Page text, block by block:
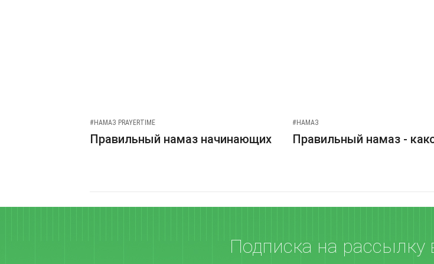
#НАМАЗ PRAYERTIME
Правильный намаз начинающих
#НАМАЗ
Правильный намаз -
Подписка на